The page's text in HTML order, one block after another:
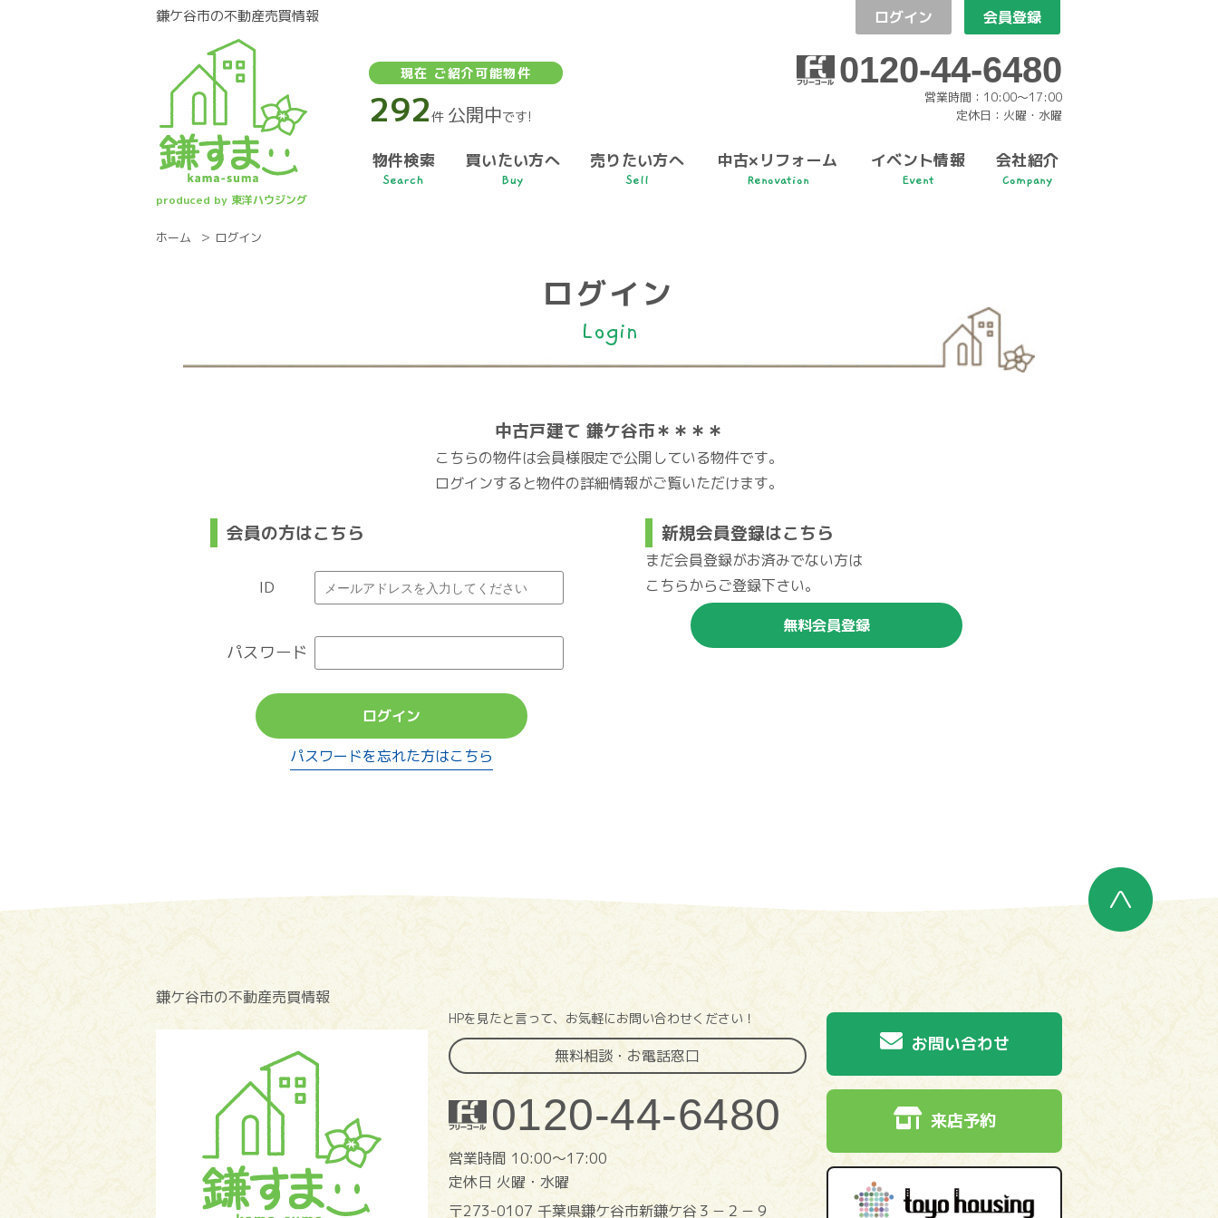
鎌ケ谷市の不動産売買情報
produced by 東洋ハウジング
現在 ご紹介可能物件
292件 公開中です!
ログイン 会員登録
0120-44-6480
営業時間：10:00〜17:00
定休日：火曜・水曜
物件検索
Search
買いたい方へ
Buy
売りたい方へ
Sell
中古×リフォーム
Renovation
イベント情報
Event
会社紹介
Company
ホーム ログイン
ログイン
Login
中古戸建て 鎌ケ谷市＊＊＊＊
こちらの物件は会員様限定で公開している物件です。
ログインすると物件の詳細情報がご覧いただけます。
会員の方はこちら
ID
パスワード
ログイン
パスワードを忘れた方はこちら
新規会員登録はこちら
まだ会員登録がお済みでない方は
こちらからご登録下さい。
無料会員登録
鎌ケ谷市の不動産売買情報
HPを見たと言って、お気軽にお問い合わせください！
無料相談・お電話窓口
0120-44-6480
営業時間 10:00〜17:00
定休日 火曜・水曜
〒273-0107 千葉県鎌ケ谷市新鎌ケ谷３－２－９
お問い合わせ
来店予約